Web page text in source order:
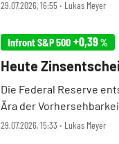
29.07.2026, 16:55 ‧ Lukas Meyer
Infront S&P 500 +0,39%
29.07.2026, 15:33 ‧ Lukas Meyer
Heute
Die Federal Reserve
Ära der
demontiert die alte